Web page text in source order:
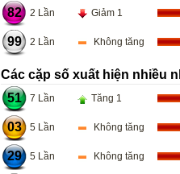
82 2 Lần Giảm 1
99 2 Lần Không tăng
Các cặp số xuất hiện nhiều
51
7 Lần Tăng 1
03 5 Lần Không tăng
29 5 Lần Không tăng